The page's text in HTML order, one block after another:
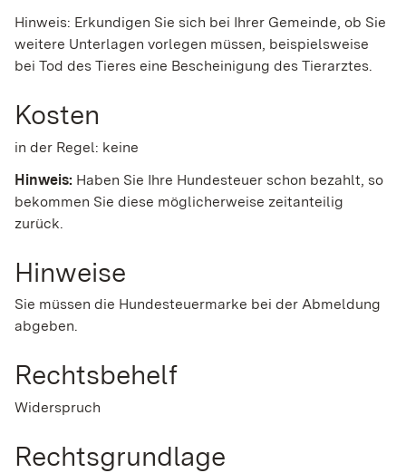
Hinweis: Erkundigen Sie sich bei Ihrer Gemeinde, ob Sie
weitere Unterlagen vorlegen müssen, beispielsweise
bei Tod des Tieres eine Bescheinigung des Tierarztes.
Kosten
in der Regel: keine
Hinweis: Haben Sie Ihre Hundesteuer schon bezahlt, so
bekommen Sie diese möglicherweise zeitanteilig
zurück.
Hinweise
Sie müssen die Hundesteuermarke bei der Abmeldung
abgeben.
Rechtsbehelf
Widerspruch
Rechtsgrundlage